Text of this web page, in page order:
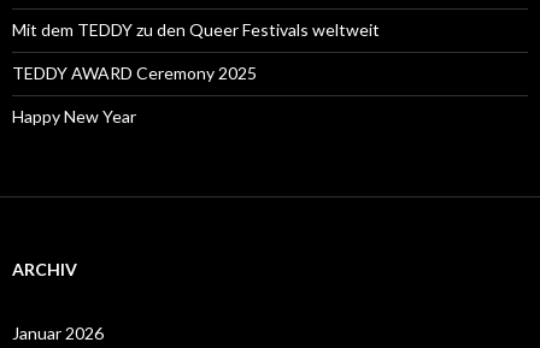
Mit dem TEDDY zu den Queer Festivals weltweit
TEDDY AWARD Ceremony 2025
Happy New Year
ARCHIV
Januar 2026